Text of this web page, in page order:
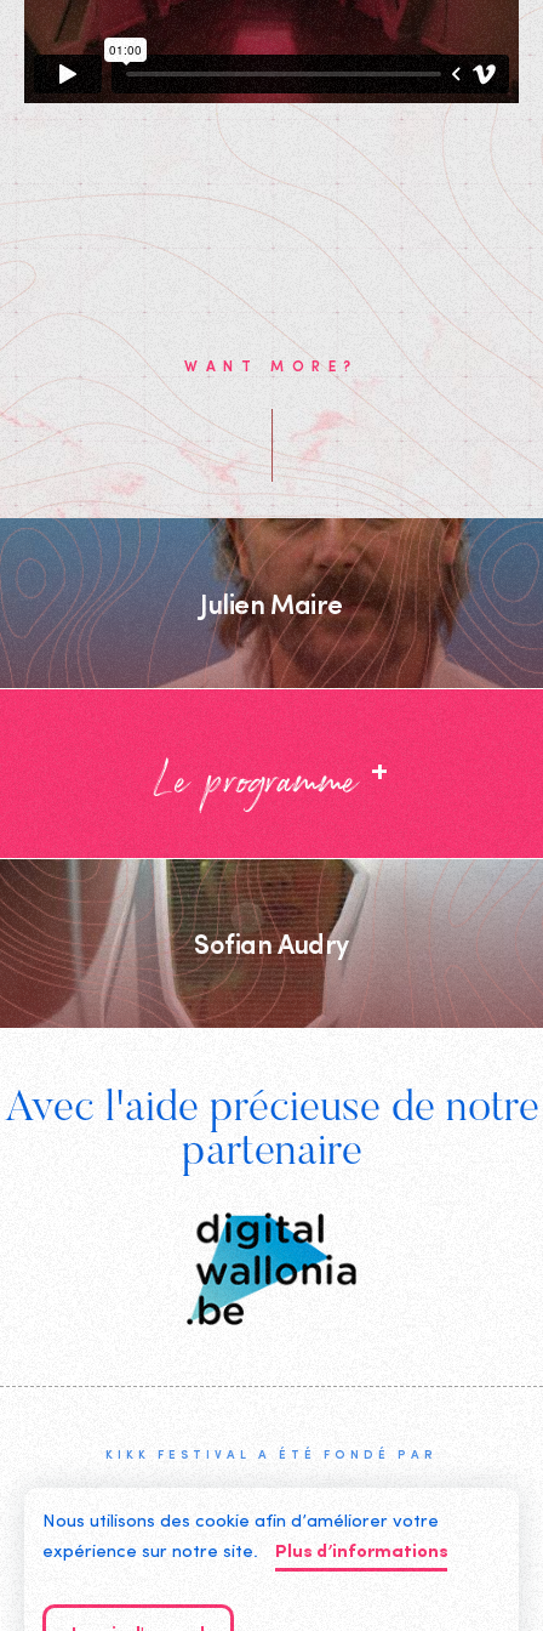
WANT MORE?
Julien Maire
Le programme +
Sofian Audry
Avec l'aide précieuse de notre
partenaireDigital
KIKK FESTIVAL A ÉTÉ FONDÉ PAR
©2019 KIKK ASBL
Nous utilisons des cookie afin d’améliorer votre
expérience sur notre site.
Plus d’informations